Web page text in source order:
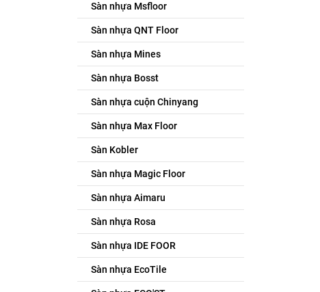
Sàn nhựa Msfloor
Sàn nhựa QNT Floor
Sàn nhựa Mines
Sàn nhựa Bosst
Sàn nhựa cuộn Chinyang
Sàn nhựa Max Floor
Sàn Kobler
Sàn nhựa Magic Floor
Sàn nhựa Aimaru
Sàn nhựa Rosa
Sàn nhựa IDE FOOR
Sàn nhựa EcoTile